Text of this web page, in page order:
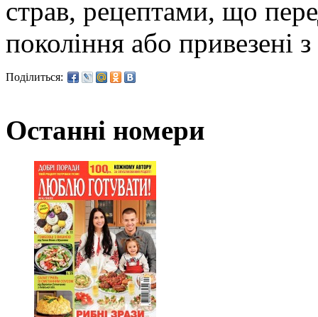
страв, рецептами, що
покоління або привезені
Поділиться:
Останні номери